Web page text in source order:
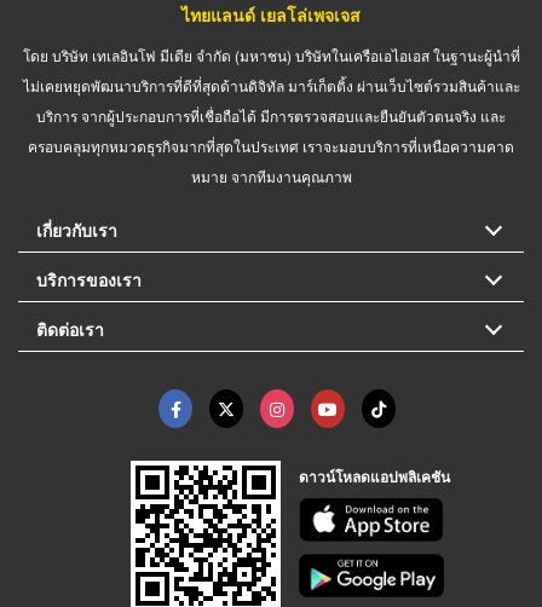
ไทยแลนด์ เยลโล่เพจเจส
โดย บริษัท เทเลอินโฟ มีเดีย จำกัด (มหาชน) บริษัทในเครือเอไอเอส ในฐานะผู้นำที่
ไม่เคยหยุดพัฒนาบริการที่ดีที่สุดด้านดิจิทัล มาร์เก็ตติ้ง ผ่านเว็บไซต์รวมสินค้าและ
บริการ จากผู้ประกอบการที่เชื่อถือได้ มีการตรวจสอบและยืนยันตัวตนจริง และ
ครอบคลุมทุกหมวดธุรกิจมากที่สุดในประเทศ เราจะมอบบริการที่เหนือความคาด
หมาย จากทีมงานคุณภาพ
เกี่ยวกับเรา
บริการของเรา
ติดต่อเรา
ดาวน์โหลดแอปพลิเคชัน